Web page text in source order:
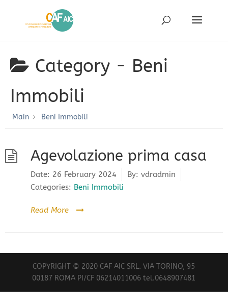
Category - Beni
Immobili
Main Beni Immobili
Agevolazione prima casa
Date: 26 February 2024 By: vdradmin
Categories: Beni Immobili
Read More
COPYRIGHT © 2020 CAF AIC SRL. VIA TORINO, 95
00187 ROMA PI/CF 06214011006 tel.0648907481